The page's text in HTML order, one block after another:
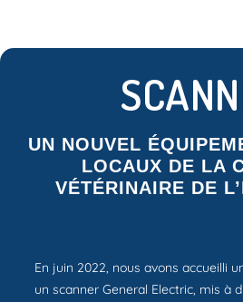
UN NOUVEL
LOCAUX DE LA
VÉTÉRINAIRE DE
En juin 2022, nous avons accueilli
un scanner General Electric, mis à